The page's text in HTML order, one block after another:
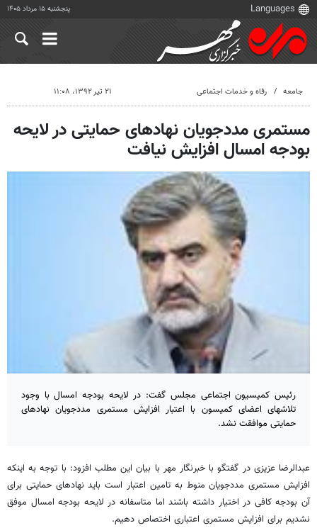
پنجشنبه ۱۵ مرداد ۱۴۰۵
جامعه رفاه و خدمات اجتماعی ۲۱ تیر ۱۳۹۲، ۱۱:۰۸
مستمری مددجویان نهادهای حمایتی در لایحه
بودجه امسال افزایش نیافت
رئیس کمیسیون اجتماعی مجلس گفت: در لایحه بودجه امسال با وجود
تلاشهای اعضای کمیسون با اعتبار افزایش مستمری مددجویان نهادهای
حمایتی موافقت نشد.
عبدالرضا عزیزی در گفتگو با خبرنگار مهر با بیان این مطلب افزود: با توجه به اینکه
افزایش مستمری مددجویان منوط به تامین اعتبار است باید نهادهای حمایتی برای
آن بودجه کافی در اختیار داشته باشند اما متاسفانه در لایحه بودجه امسال موفق
نشدیم برای افزایش مستمری اعتباری اختصاص دهیم.